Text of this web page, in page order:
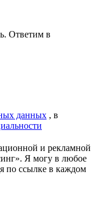
Ответим в
данных , в
и рекламной
Я могу в любое
по ссылке в каждом